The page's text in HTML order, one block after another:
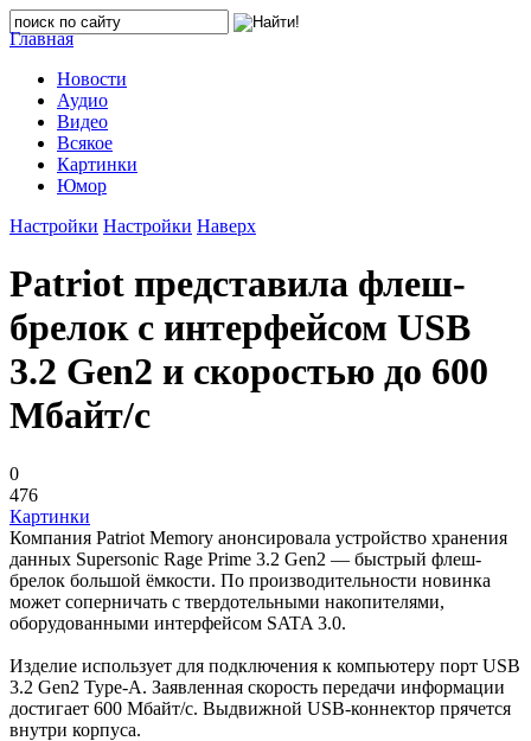
Главная
Новости
Аудио
Видео
Всякое
Картинки
Юмор
Настройки Настройки Наверх
Patriot представила флеш-
брелок с интерфейсом USB
3.2 Gen2 и скоростью до 600
Мбайт/с
0
476
Картинки
Компания Patriot Memory анонсировала устройство хранения
данных Supersonic Rage Prime 3.2 Gen2 — быстрый флеш-
брелок большой ёмкости. По производительности новинка
может соперничать с твердотельными накопителями,
оборудованными интерфейсом SATA 3.0.
Изделие использует для подключения к компьютеру порт USB
3.2 Gen2 Type-A. Заявленная скорость передачи информации
достигает 600 Мбайт/с. Выдвижной USB-коннектор прячется
внутри корпуса.